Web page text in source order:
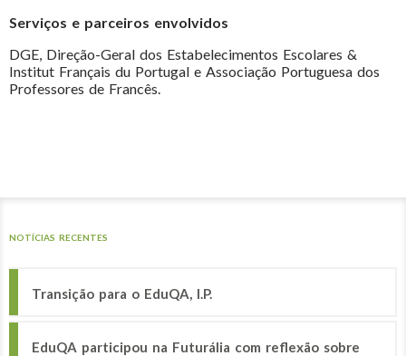
Serviços e parceiros envolvidos
DGE, Direção-Geral dos Estabelecimentos Escolares &
Institut Français du Portugal e Associação Portuguesa dos
Professores de Francês.
NOTÍCIAS RECENTES
Transição para o EduQA, I.P.
EduQA participou na Futurália com reflexão sobre